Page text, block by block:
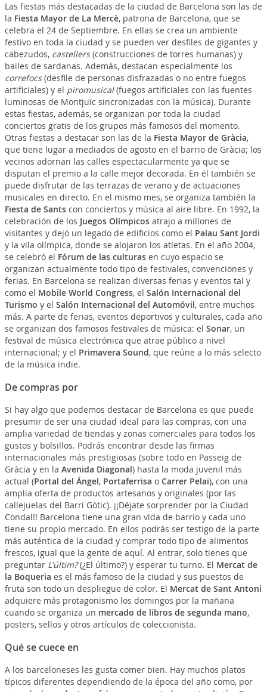
Las fiestas más destacadas de la ciudad de Barcelona son las de
la Fiesta Mayor de La Mercè, patrona de Barcelona, que se
celebra el 24 de Septiembre. En ellas se crea un ambiente
festivo en toda la ciudad y se pueden ver desfiles de gigantes y
cabezudos, castellers(construcciones de torres humanas) y
bailes de sardanas. Además, destacan especialmente los
correfocs(desfile de personas disfrazadas o no entre fuegos
artificiales) y el piromusical(fuegos artificiales con las fuentes
luminosas de Montjuïc sincronizadas con la música). Durante
estas fiestas, además, se organizan por toda la ciudad
conciertos gratis de los grupos más famosos del momento.
Otras fiestas a destacar son las de la Fiesta Mayor de Gràcia,
que tiene lugar a mediados de agosto en el barrio de Gràcia; los
vecinos adornan las calles espectacularmente ya que se
disputan el premio a la calle mejor decorada. En él también se
puede disfrutar de las terrazas de verano y de actuaciones
musicales en directo. En el mismo mes, se organiza también la
Fiesta de Santscon conciertos y música al aire libre. En 1992, la
celebración de los Juegos Olímpicosatrajo a millones de
visitantes y dejó un legado de edificios como el Palau Sant Jordi
y la vila olímpica, donde se alojaron los atletas. En el año 2004,
se celebró el Fórum de las culturasen cuyo espacio se
organizan actualmente todo tipo de festivales, convenciones y
ferias. En Barcelona se realizan diversas ferias y eventos tal y
como el Mobile World Congress, el Salón Internacional del
Turismo y el Salón Internacional del Automóvil, entre muchos
más. A parte de ferias, eventos deportivos y culturales, cada año
se organizan dos famosos festivales de música: el Sonar, un
festival de música electrónica que atrae público a nivel
internacional; y el Primavera Sound, que reúne a lo más selecto
de la música indie.
De compras por
Si hay algo que podemos destacar de Barcelona es que puede
presumir de ser una ciudad ideal para las compras, con una
amplia variedad de tiendas y zonas comerciales para todos los
gustos y bolsillos. Podrás encontrar desde las firmas
internacionales más prestigiosas (sobre todo en Passeig de
Gràcia y en la Avenida Diagonal) hasta la moda juvenil más
actual (Portal del Ángel, Portaferrisa o Carrer Pelai), con una
amplia oferta de productos artesanos y originales (por las
callejuelas del Barri Gòtic). ¡¡Déjate sorprender por la Ciudad
Condal!! Barcelona tiene una gran vida de barrio y cada uno
tiene su propio mercado. En ellos podrás ser testigo de la parte
más auténtica de la ciudad y comprar todo tipo de alimentos
frescos, igual que la gente de aquí. Al entrar, solo tienes que
preguntar L'últim?(¿El último?) y esperar tu turno. El Mercat de
la Boqueria es el más famoso de la ciudad y sus puestos de
fruta son todo un despliegue de color. El Mercat de Sant Antoni
adquiere más protagonismo los domingos por la mañana
cuando se organiza un mercado de libros de segunda mano,
posters, sellos y otros artículos de coleccionista.
Qué se cuece en
A los barceloneses les gusta comer bien. Hay muchos platos
típicos diferentes dependiendo de la época del año como, por